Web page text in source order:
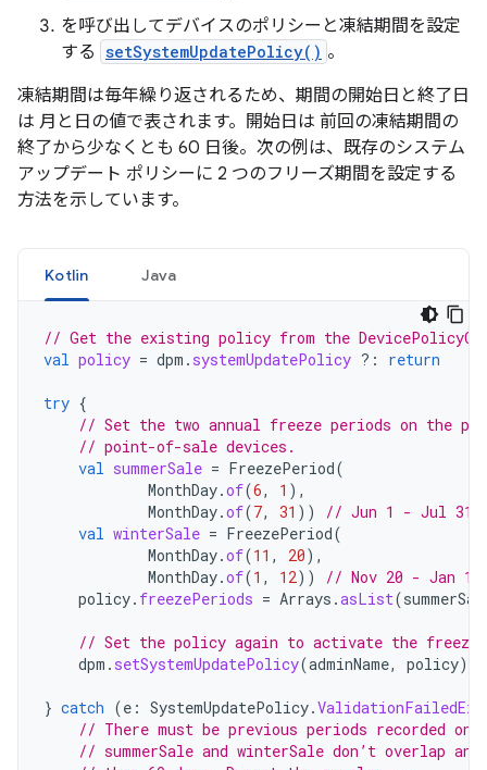
を呼び出してデバイスのポリシーと凍結期間を設定
する setSystemUpdatePolicy() 。
凍結期間は毎年繰り返されるため、期間の開始日と終了日
は 月と日の値で表されます。開始日は 前回の凍結期間の
終了から少なくとも 60 日後。次の例は、既存のシステム
アップデート ポリシーに 2 つのフリーズ期間を設定する
方法を示しています。
Kotlin Java
// Get the existing policy from the
val policy = dpm . systemUpdatePolicy ?: return
try {
// Set the two annual freeze periods on the
// point-of-sale devices.
val summerSale = FreezePeriod(
MonthDay.of(6, 1 ),
MonthDay.of(7, 31 ))
// Jun 1 - Jul 31
val winterSale = FreezePeriod(
MonthDay.of(11 , 20),
MonthDay.of(1 , 12))
// Nov 20 - Jan
policy. freezePeriods = Arrays .asList(
// Set the policy again to activate the freeze
dpm . setSystemUpdatePolicy(adminName, policy)
} catch (e : SystemUpdatePolicy.
// There must be previous periods recorded on
// summerSale and winterSale don’t overlap